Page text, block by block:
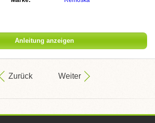
Anleitung anzeigen
Zurück Weiter